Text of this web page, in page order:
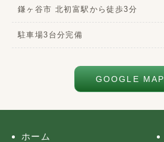
鎌ヶ谷市 北初富駅から徒歩3分
駐車場3台分完備
GOOGLE MAP
ホーム